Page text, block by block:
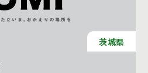
茨城県